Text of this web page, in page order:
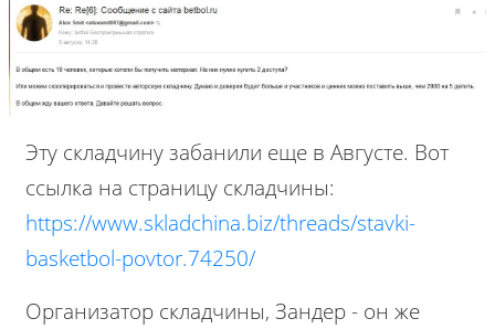
Эту складчину забанили еще в Августе. Вот
ссылка на страницу складчины:
https://www.skladchina.biz/threads/stavki-
basketbol-povtor.74250/
Организатор складчины, Зандер - он же